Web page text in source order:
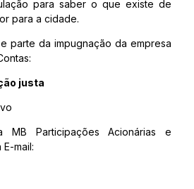
para saber o que existe de
para a cidade.
parte da impugnação da empresa
justa
MB Participações Acionárias e
mail: